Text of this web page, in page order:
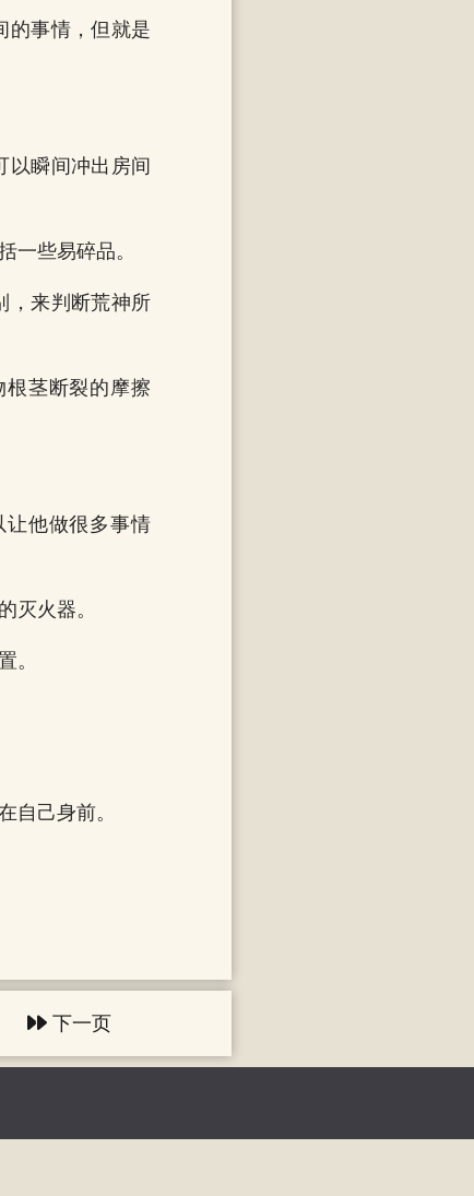
的事情，但就是
以瞬间冲出房间
一些易碎品。
，来判断荒神所
茎断裂的摩擦
他做很多事情
灭火器。
。
自己身前。
下一页